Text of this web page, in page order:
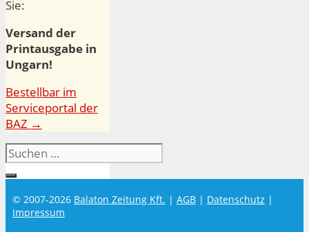
Sie:
Versand der
Printausgabe in
Ungarn!
Bestellbar im
Serviceportal der
BAZ →
Suchen
nach:
© 2007-2026 Balaton Zeitung Kft. | AGB | Datenschutz |
Impressum